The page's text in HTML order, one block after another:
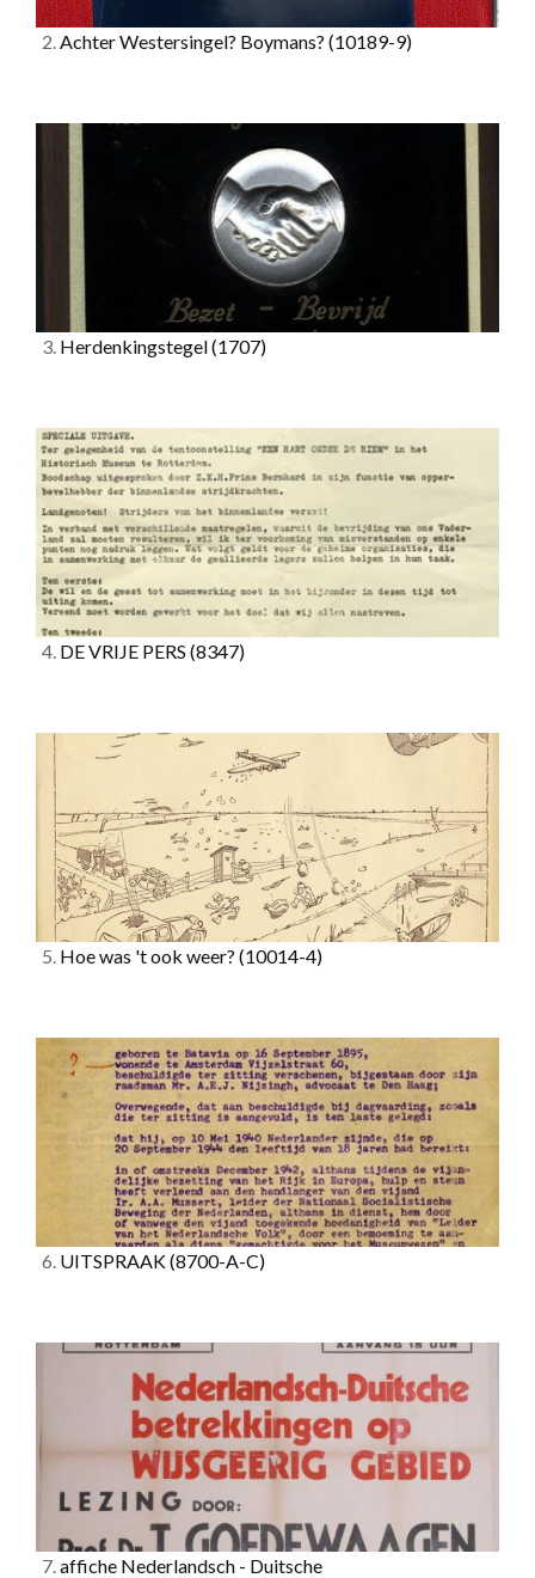
2.Achter Westersingel? Boymans? (10189-9)
3. Herdenkingstegel(1707)
4. DE VRIJE PERS (8347)
5. Hoe was 't ook weer? (10014-4)
6. UITSPRAAK(8700-A-C)
7.affiche Nederlandsch - Duitsche